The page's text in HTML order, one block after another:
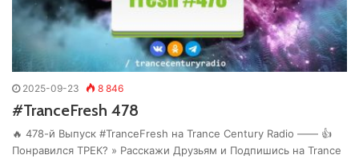
2025-09-23 8 846
#TranceFresh 478
🔥 478-й Выпуск #TranceFresh на Trance Century Radio —— 👍
Понравился ТРЕК? » Расскажи Друзьям и Подпишись на Trance